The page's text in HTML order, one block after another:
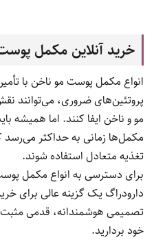
خرید آنلاین مکمل
انواع مکمل پوست مو ناخن با
پروتئین‌های ضروری، می‌توانند
مو و ناخن ایفا کنند. اما همیشه
مکمل‌ها زمانی به حداکثر
تغذیه متعادل استفاده شوند.
برای دسترسی به انواع مکمل
دارودراگ یک گزینه عالی برای
تصمیمی هوشمندانه، قدمی
خود بردارید.